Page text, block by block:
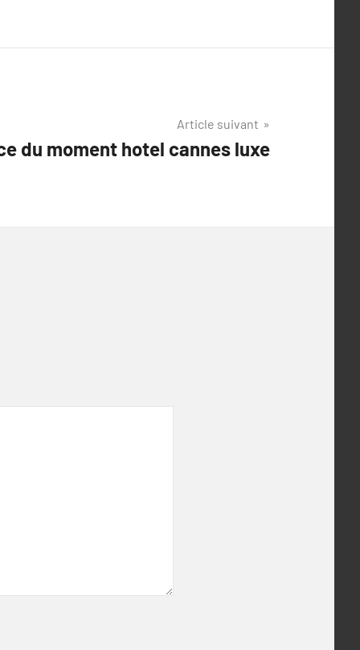
Article suivant
du moment hotel cannes luxe